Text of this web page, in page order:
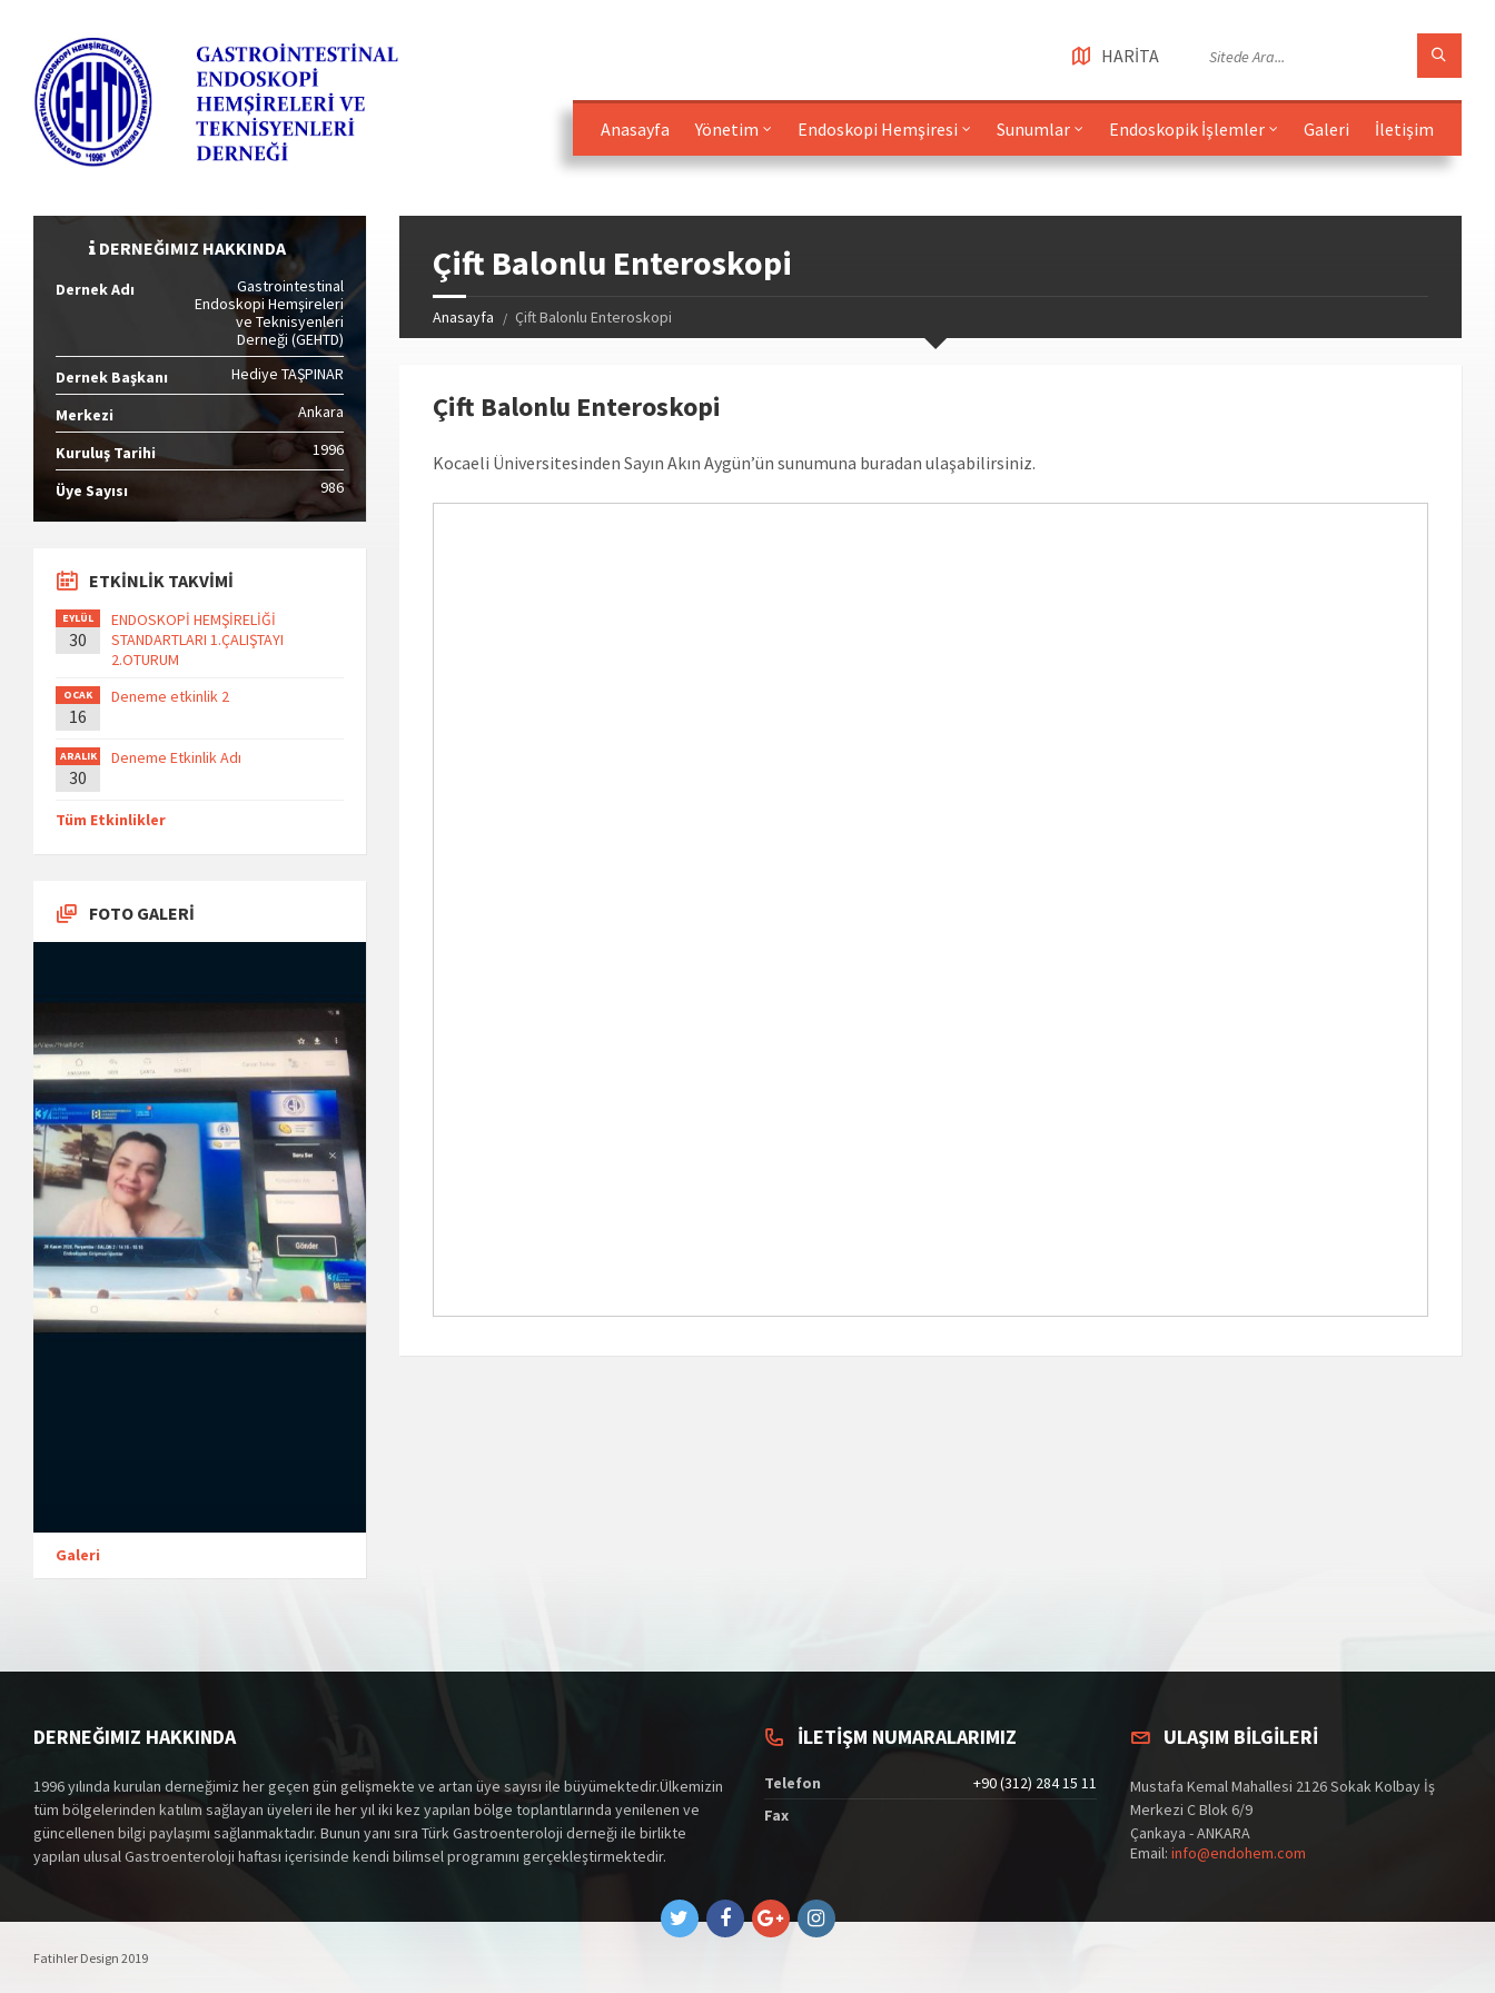
Anasayfa Yönetim Endoskopi Hemşiresi Sunumlar Endoskopik İşlemler Galeri İletişim
HARİTA
Çift Balonlu Enteroskopi
Anasayfa Çift Balonlu Enteroskopi
Çift Balonlu Enteroskopi
Kocaeli Üniversitesinden Sayın Akın Aygün’ün sunumuna buradan ulaşabilirsiniz.
DERNEĞIMIZ HAKKINDA
Dernek Adı
Gastrointestinal
Endoskopi Hemşireleri
ve Teknisyenleri
Derneği (GEHTD)
Dernek Başkanı
Hediye TAŞPINAR
Merkezi Ankara
Kuruluş Tarihi 1996
Üye Sayısı 986
ETKİNLİK TAKVİMİ
EYLÜL
30
ENDOSKOPİ HEMŞİRELİĞİ
STANDARTLARI 1.ÇALIŞTAYI
2.OTURUM
OCAK
16
Deneme etkinlik 2
ARALIK
30
Deneme Etkinlik Adı
Tüm Etkinlikler
FOTO GALERİ
Galeri
DERNEĞIMIZ HAKKINDA
1996 yılında kurulan derneğimiz her geçen gün gelişmekte ve artan üye sayısı ile büyümektedir.Ülkemizin
tüm bölgelerinden katılım sağlayan üyeleri ile her yıl iki kez yapılan bölge toplantılarında yenilenen ve
güncellenen bilgi paylaşımı sağlanmaktadır. Bunun yanı sıra Türk Gastroenteroloji derneği ile birlikte
yapılan ulusal Gastroenteroloji haftası içerisinde kendi bilimsel programını gerçekleştirmektedir.
İLETİŞM NUMARALARIMIZ
Telefon
+90 (312) 284 15 11
Fax
ULAŞIM BİLGİLERİ
Mustafa Kemal Mahallesi 2126 Sokak Kolbay İş
Merkezi C Blok 6/9
Çankaya - ANKARA
Email: info@endohem.com
Fatihler Design 2019